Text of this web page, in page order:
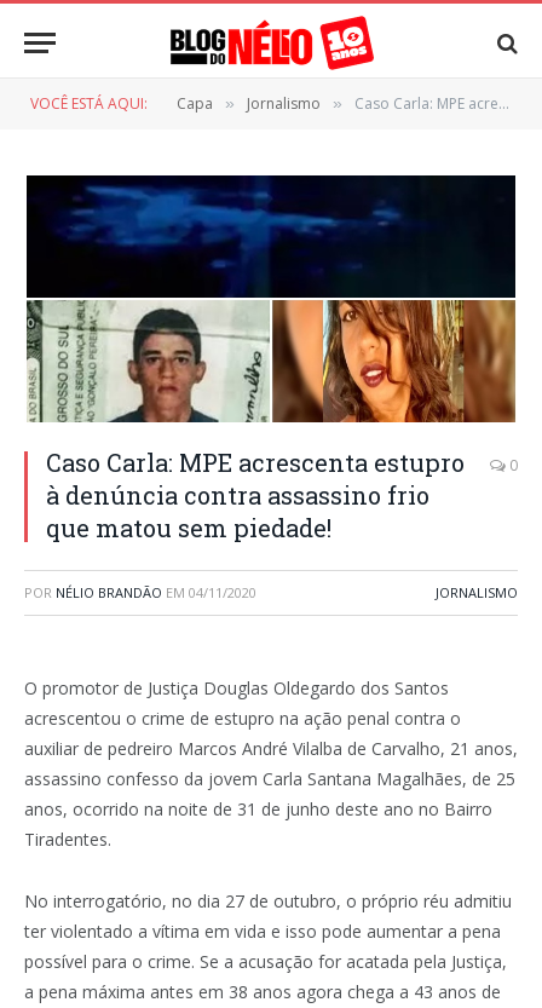
VOCÊ ESTÁ AQUI: Capa » Jornalismo » Caso Carla: MPE acrescenta estupro à denúncia contra assassino frio que matou sem piedade!
Caso Carla: MPE acrescenta estupro
à denúncia contra assassino frio
que matou sem piedade!
0
POR NÉLIO BRANDÃO EM 04/11/2020 JORNALISMO
O promotor de Justiça Douglas Oldegardo dos Santos
acrescentou o crime de estupro na ação penal contra o
auxiliar de pedreiro Marcos André Vilalba de Carvalho, 21 anos,
assassino confesso da jovem Carla Santana Magalhães, de 25
anos, ocorrido na noite de 31 de junho deste ano no Bairro
Tiradentes.
No interrogatório, no dia 27 de outubro, o próprio réu admitiu
ter violentado a vítima em vida e isso pode aumentar a pena
possível para o crime. Se a acusação for acatada pela Justiça,
a pena máxima antes em 38 anos agora chega a 43 anos de